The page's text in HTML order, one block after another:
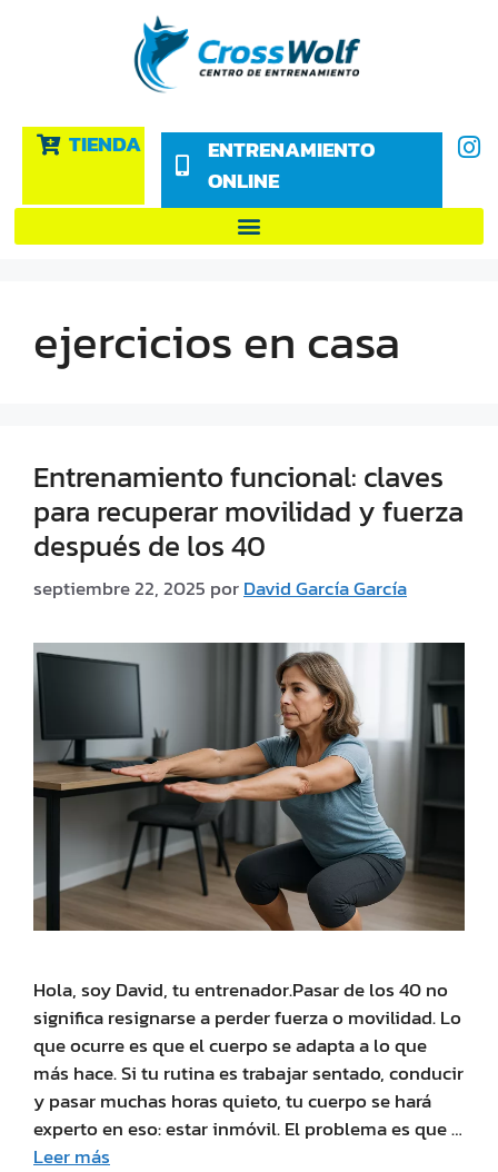
TIENDA
ENTRENAMIENTO
ONLINE
ejercicios en casa
Entrenamiento funcional: claves
para recuperar movilidad y fuerza
después de los 40
septiembre 22, 2025 porDavid García García
Hola, soy David, tu entrenador.Pasar de los 40 no
significa resignarse a perder fuerza o movilidad. Lo
que ocurre es que el cuerpo se adapta a lo que
más hace. Si tu rutina es trabajar sentado, conducir
y pasar muchas horas quieto, tu cuerpo se hará
experto en eso: estar inmóvil. El problema es que …
Leer más